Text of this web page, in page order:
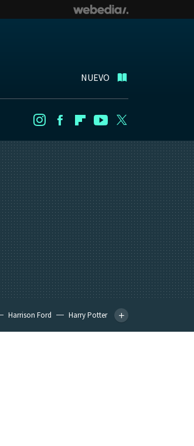
NUEVO
InstagramFacebookFlipboard
Youtube
Harrison Ford
Harry Potter